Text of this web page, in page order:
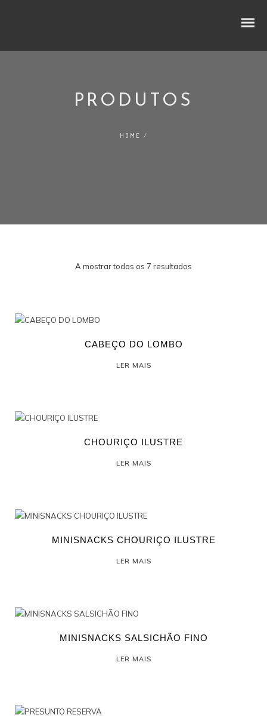
PRODUTOS
HOME /
A mostrar todos os 7 resultados
CABEÇO DO LOMBO
LER MAIS
CHOURIÇO ILUSTRE
LER MAIS
MINISNACKS CHOURIÇO ILUSTRE
LER MAIS
MINISNACKS SALSICHÃO FINO
LER MAIS